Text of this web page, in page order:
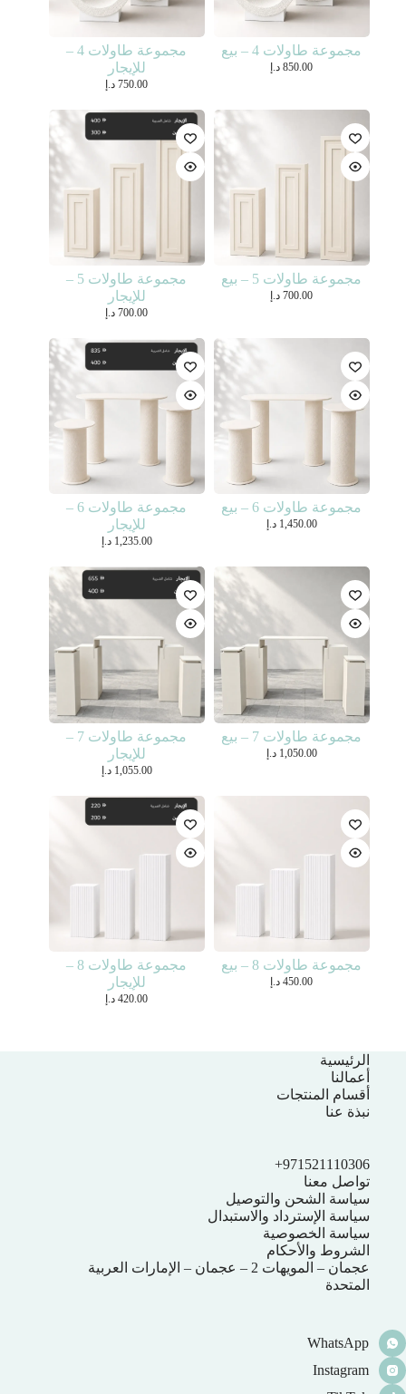
مجموعة طاولات 4 – بيع
850.00 د.إ
مجموعة طاولات 4 –
للإيجار
750.00 د.إ
مجموعة طاولات 5 – بيع
700.00 د.إ
مجموعة طاولات 5 –
للإيجار
700.00 د.إ
مجموعة طاولات 6 – بيع
1,450.00 د.إ
مجموعة طاولات 6 –
للإيجار
1,235.00 د.إ
مجموعة طاولات 7 – بيع
1,050.00 د.إ
مجموعة طاولات 7 –
للإيجار
1,055.00 د.إ
مجموعة طاولات 8 – بيع
450.00 د.إ
مجموعة طاولات 8 –
للإيجار
420.00 د.إ
الرئيسية
أعمالنا
أقسام المنتجات
نبذة عنا
971521110306+
تواصل معنا
سياسة الشحن والتوصيل
سياسة الإسترداد والاستبدال
سياسة الخصوصية
الشروط والأحكام
عجمان – المويهات 2 – عجمان – الإمارات العربية
المتحدة
WhatsApp
Instagram